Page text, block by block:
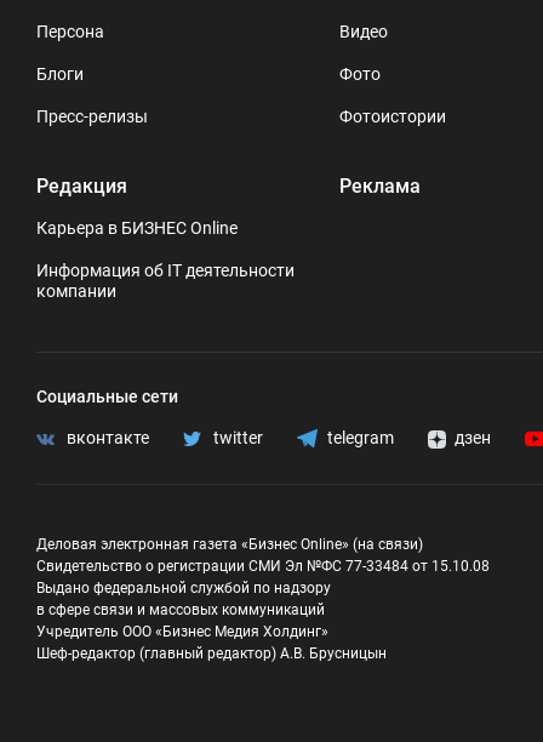
Персона
Блоги
Пресс-релизы
Редакция
Карьера в БИЗНЕС Online
Информация об IT деятельности
компании
Видео
Фото
Фотоистории
Реклама
Социальные сети
вконтакте twitter telegram дзен
Деловая электронная газета «Бизнес Online» (на связи)
Свидетельство о регистрации СМИ Эл №ФС 77-33484 от 15.10.08
Выдано федеральной службой по надзору
в сфере связи и массовых коммуникаций
Учредитель ООО «Бизнес Медия Холдинг»
Шеф-редактор (главный редактор) А.В. Брусницын